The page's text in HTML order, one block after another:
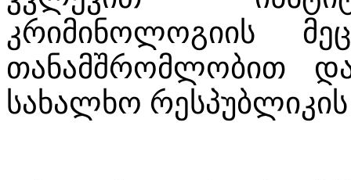
კრიმინოლოგიის
თანამშრომლობით
სახალხო